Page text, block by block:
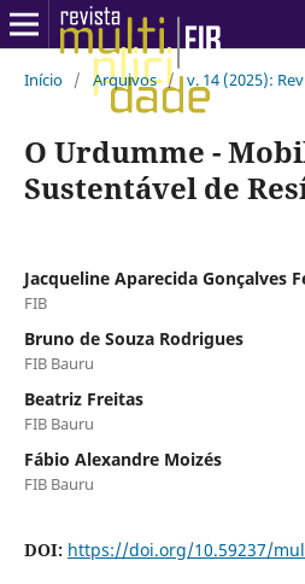
Início / Arquivos / v. 14 (2025):
O Urdumme -
Sustentável de
Jacqueline Aparecida Gonçalves
FIB
Bruno de Souza Rodrigues
FIB Bauru
Beatriz Freitas
FIB Bauru
Fábio Alexandre Moizés
FIB Bauru
DOI: https://doi.org/10.59237/